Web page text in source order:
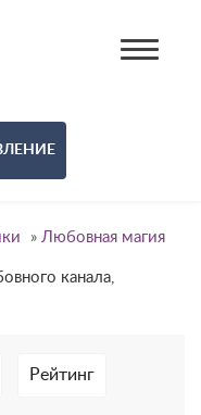
» Любовная магия
канала,
Рейтинг